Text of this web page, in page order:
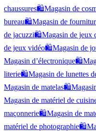
chaussures🛍️Magasin de
bureau🛍️Magasin de
de jacuzzi🛍️Magasin de jeux
de jeux vidéo🛍️Magasin de
Magasin d’électronique🛍️
literie🛍️Magasin de lunettes
Magasin de matelas🛍️
Magasin de matériel de
maçonnerie🛍️Magasin de
matériel de photographie🛍️